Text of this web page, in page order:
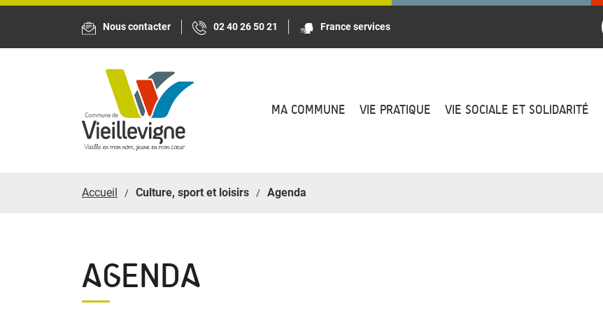
Nous contacter 02 40 26 50 21 France services
MA COMMUNE VIE PRATIQUE VIE SOCIALE ET SOLIDARITÉ
Accueil Culture, sport et loisirs Agenda
AGENDA
Panneau de gestion des cookies